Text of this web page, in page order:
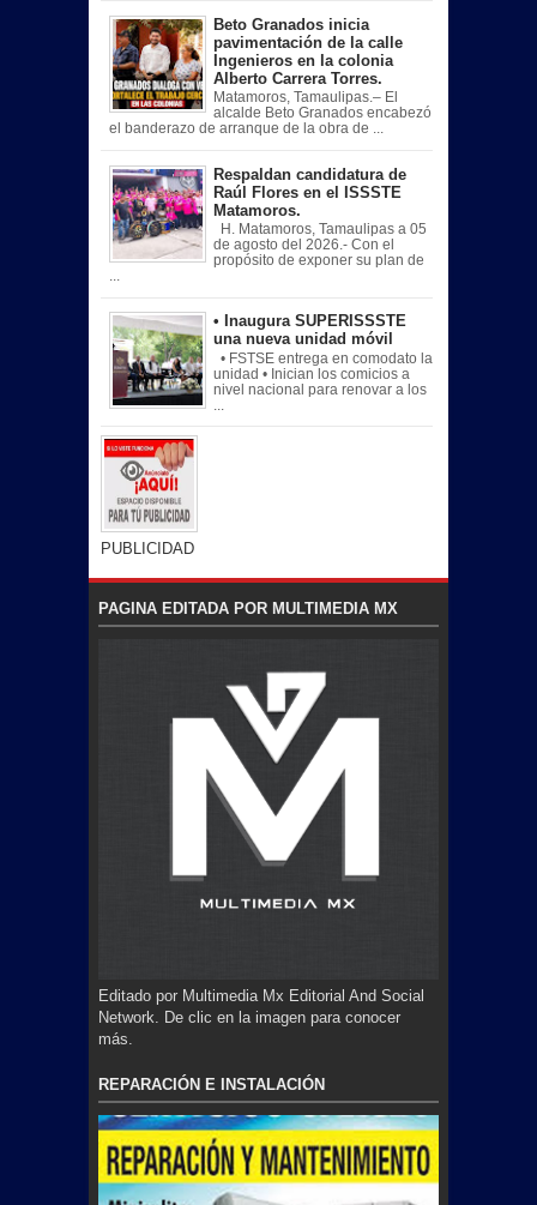
Beto Granados inicia
pavimentación de la calle
Ingenieros en la colonia
Alberto Carrera Torres.
Matamoros, Tamaulipas.– El
alcalde Beto Granados encabezó
el banderazo de arranque de la obra de ...
Respaldan candidatura de
Raúl Flores en el ISSSTE
Matamoros.
H. Matamoros, Tamaulipas a 05
de agosto del 2026.- Con el
propósito de exponer su plan de
• Inaugura SUPERISSSTE
una nueva unidad móvil
• FSTSE entrega en comodato la
unidad • Inician los comicios a
nivel nacional para renovar a los
PUBLICIDAD
PAGINA EDITADA POR MULTIMEDIA MX
Editado por Multimedia Mx Editorial And Social
Network. De clic en la imagen para conocer
más.
REPARACIÓN E INSTALACIÓN